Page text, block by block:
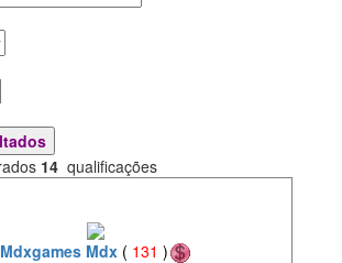
14 qualificações
Mdxgames Mdx ( 131 )